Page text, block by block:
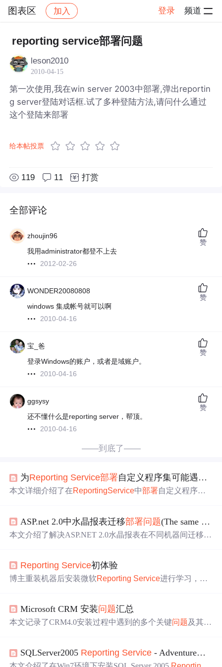
图表区 加入 登录 频道
图表区 帖子详情
reporting service部署问题
leson2010
2010-04-15
第一次使用,我在win server 2003中部署,弹出reportin
g server登陆对话框.试了多种登陆方法,请问什么通过
这个登陆来部署
给本帖投票
119 11 打赏
全部评论
zhoujin96
我用administrator都登不上去
2012-02-26
赞
WONDER20080808
windows 集成帐号就可以啊
2010-04-16
赞
宝_爸
登录Windows的账户，或者是域账户。
2010-04-16
赞
ggsysy
还不懂什么是reporting server，帮顶。
2010-04-16
赞
——到底了——
为Reporting Service部署自定义程序集可能遇到的
本文详细介绍了在ReportingService中部署自定义程序集
关服务以避免部署失败。
ASP.net 2.0中水晶报表迁移部署问题(The same as
本文介绍了解决ASP.NET 2.0水晶报表在不同机器间迁移时
Reporting Service初体验
博主重装机器后安装微软Reporting Service进行学习，介
ce Designer的使用，报表部署、打印功能及打补丁情况，
最后表示还有很多内容待学习。
Microsoft CRM 安装问题汇总
本文记录了CRM4.0安装过程中遇到的多个关键问题及其解
置、非默认SQL Server实例使用、Reporting Services虚拟
目录设置、权限调整等，为后续CRM部署提供实用指南。
SQLServer2005 Reporting Service - AdventureWork Sample